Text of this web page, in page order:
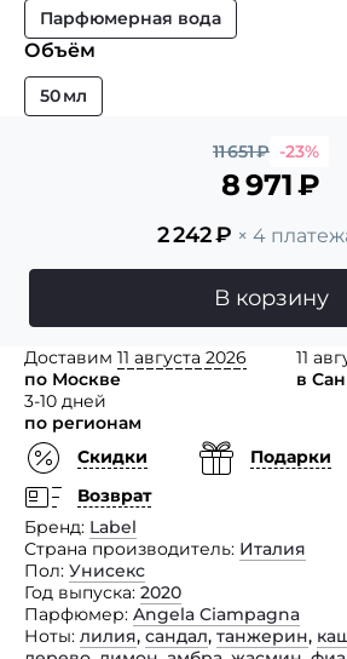
Парфюмерная вода
Объём
50 мл
11 651₽ -23%
8 971₽
2 242₽ × 4
В корзину
Доставим 11 августа 2026
по Москве
11
в
3-10 дней
по регионам
Скидки
Подарки
Возврат
Бренд Label
Страна производитель Италия
Пол Унисекс
Год выпуска 2020
Парфюмер Angela Ciampagna
Ноты лилия, сандал, танжерин,